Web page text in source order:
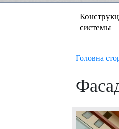
системы
Головна